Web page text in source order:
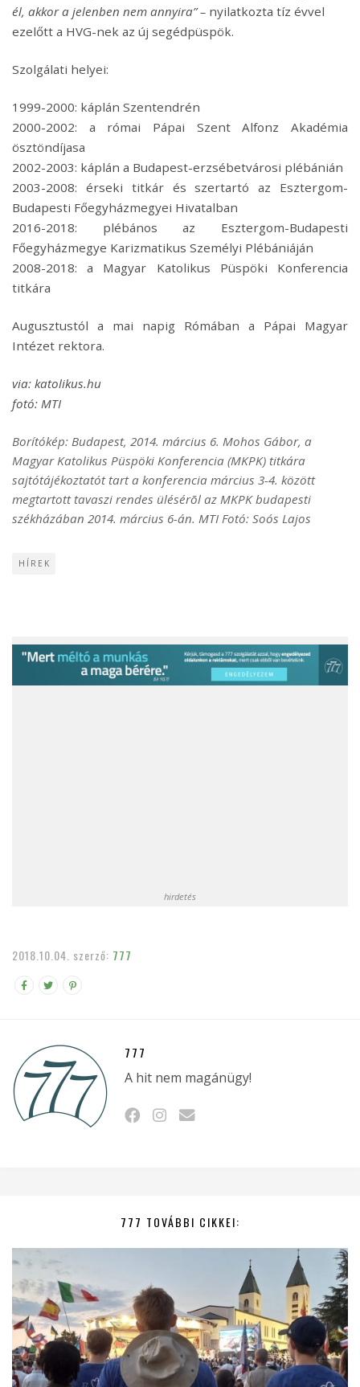
él, akkor a jelenben nem annyira” – nyilatkozta tíz évvel
ezelőtt a HVG-nek az új segédpüspök.
Szolgálati helyei:
1999-2000: káplán Szentendrén
2000-2002: a római Pápai Szent Alfonz Akadémia
ösztöndíjasa
2002-2003: káplán a Budapest-erzsébetvárosi plébánián
2003-2008: érseki titkár és szertartó az Esztergom-
Budapesti Főegyházmegyei Hivatalban
2016-2018: plébános az Esztergom-Budapesti
Főegyházmegye Karizmatikus Személyi Plébániáján
2008-2018: a Magyar Katolikus Püspöki Konferencia
titkára
Augusztustól a mai napig Rómában a Pápai Magyar
Intézet rektora.
via: katolikus.hu
fotó: MTI
Borítókép: Budapest, 2014. március 6. Mohos Gábor, a
Magyar Katolikus Püspöki Konferencia (MKPK) titkára
sajtótájékoztatót tart a konferencia március 3-4. között
megtartott tavaszi rendes ülésérõl az MKPK budapesti
székházában 2014. március 6-án. MTI Fotó: Soós Lajos
HÍREK
hirdetés
2018.10.04. szerző: 777
777
A hit nem magánügy!
777 TOVÁBBI CIKKEI: